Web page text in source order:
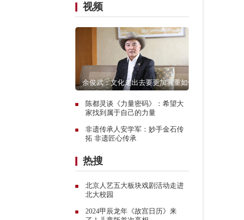
视频
余俊武：文化走出去要更加看重如何
陈都灵谈《力量密码》：希望大
家找到属于自己的力量
非遗传承人安学军：妙手金石传
拓 非遗匠心传承
热搜
北京人艺五大板块戏剧活动走进
北大校园
2024甲辰龙年《故宫日历》来